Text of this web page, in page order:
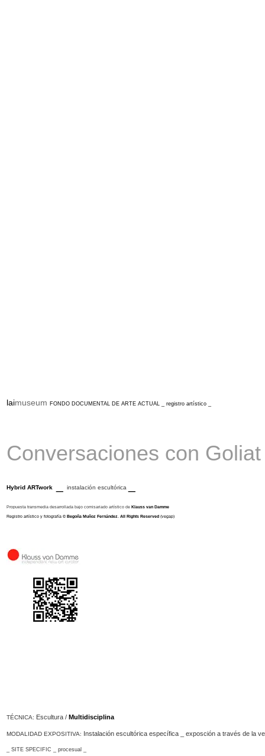
laimuseum FONDO DOCUMENTAL DE ARTE ACTUAL _ registro artístico _
Conversaciones con
Hybrid ARTwork instalación escultórica
Propuesta transmedia desarrollada bajo comisariado artístico de Klauss van Damme
Registro artístico y fotografía © Begoña Muñoz Fernández All Rights Reserved (vegap)
TÉCNICA: Escultura / Multidisciplina
MODALIDAD EXPOSITIVA: Instalación escultórica específica _ exposción a través de la
_ SITE SPECIFIC _ procesual _